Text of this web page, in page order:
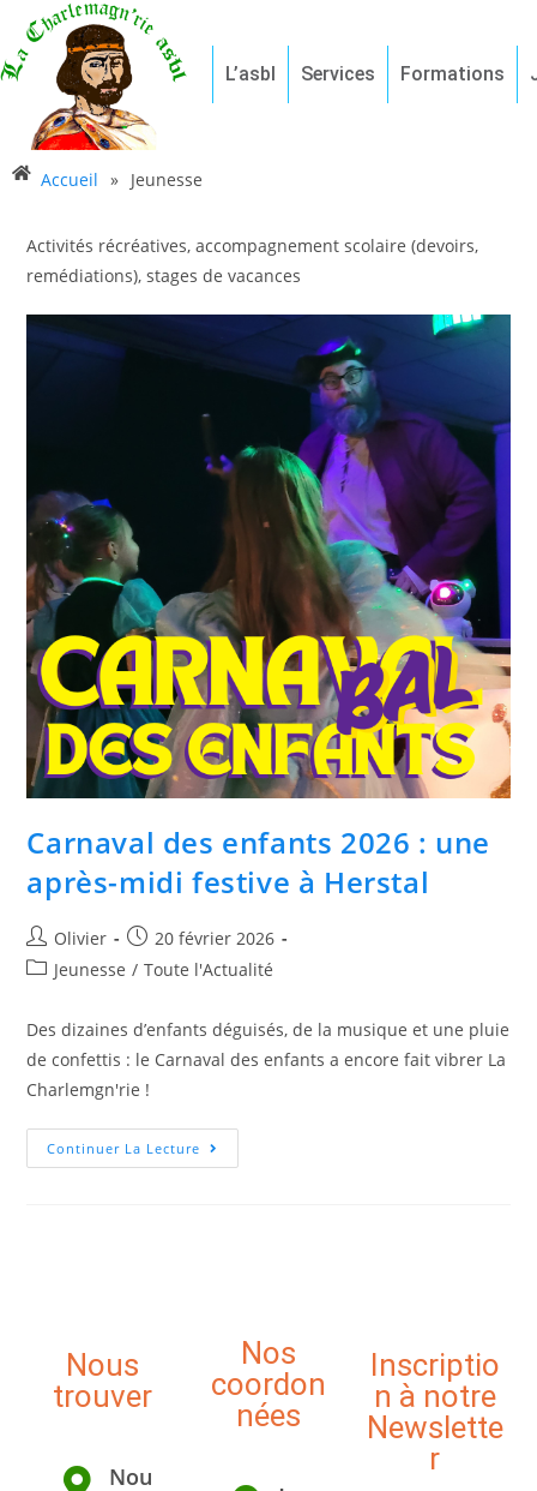
L’asbl Services Formations
Accueil » Jeunesse
Activités récréatives, accompagnement scolaire (devoirs,
remédiations), stages de vacances
Carnaval des enfants 2026 : une
après-midi festive à Herstal
Olivier
20 février 2026
Jeunesse / Toute l'Actualité
Des dizaines d’enfants déguisés, de la musique et une pluie
de confettis : le Carnaval des enfants a encore fait vibrer La
Charlemgn'rie !
Continuer La Lecture
Nous
trouver
Nou
Nos
coordon
nées
Inscriptio
n à notre
Newslette
r